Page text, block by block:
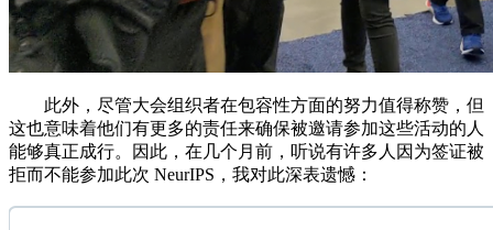
此外，尽管大会组织者在包容性方面的努力值得称赞，但
这也意味着他们有更多的责任来确保被邀请参加这些活动的人
能够真正成行。因此，在几个月前，听说有许多人因为签证被
拒而不能参加此次 NeurIPS，我对此深表遗憾：